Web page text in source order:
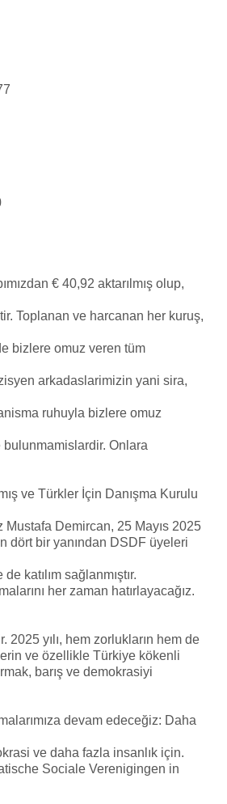
€ 40,92 aktarılmış olup,
Toplanan ve harcanan her kuruş,
bizlere omuz veren tüm
arkadaslarimizin yani sira,
ruhuyla bizlere omuz
Onlara
ve Türkler İçin Danışma Kurulu
Demircan, 25 Mayıs 2025
dört bir yanından DSDF üyeleri
katılım sağlanmıştır.
her zaman hatırlayacağız.
2025 yılı, hem zorlukların hem de
ve özellikle Türkiye kökenli
barış ve demokrasiyi
devam edeceğiz: Daha
ve daha fazla insanlık için.
Sociale Verenigingen in